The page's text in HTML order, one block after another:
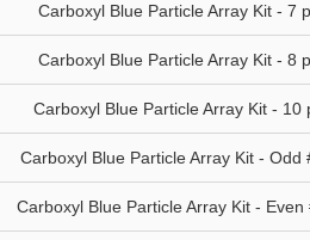
Carboxyl Blue Particle Array Kit - 7
Carboxyl Blue Particle Array Kit - 8
Carboxyl Blue Particle Array Kit - 10
Carboxyl Blue Particle Array Kit - Odd
Carboxyl Blue Particle Array Kit - Even